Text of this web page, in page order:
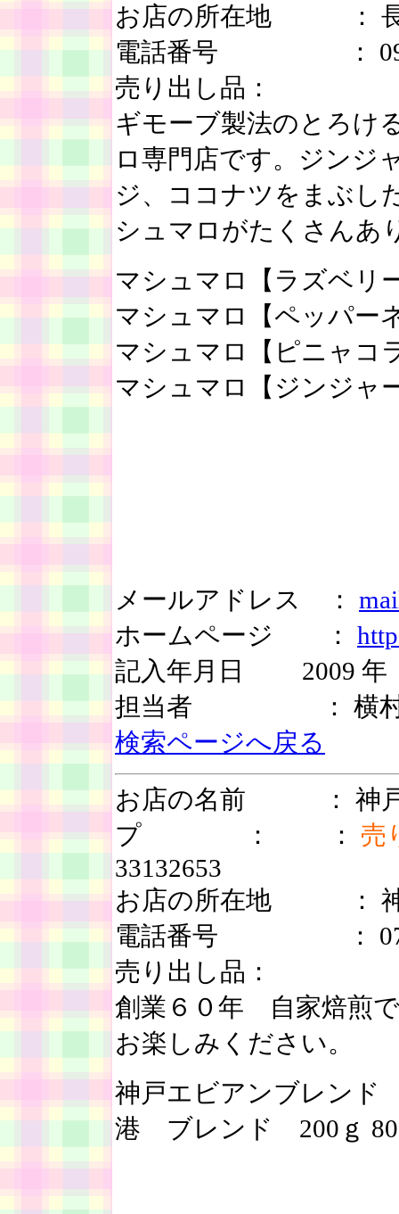
お店の所在地 ： 長
電話番号 ： 090-
売り出し品：
ギモーブ製法のとろけ
ロ専門店です。ジンジ
ジ、ココナツをまぶし
シュマロがたくさんあ
マシュマロ【ラズベリ
マシュマロ【ペッパー
マシュマロ【ピニャコ
マシュマロ【ジンジャ
メールアドレス ：
ホームページ ：
記入年月日 2009
担当者 ： 横
検索ページへ戻る
お店の名前 ： 神戸
プ ： ： 売
33132653
お店の所在地 ： 神
電話番号 ： 078-
売り出し品：
創業６０年 自家焙煎
お楽しみください。
神戸エビアンブレンド
港 ブレンド 200ｇ